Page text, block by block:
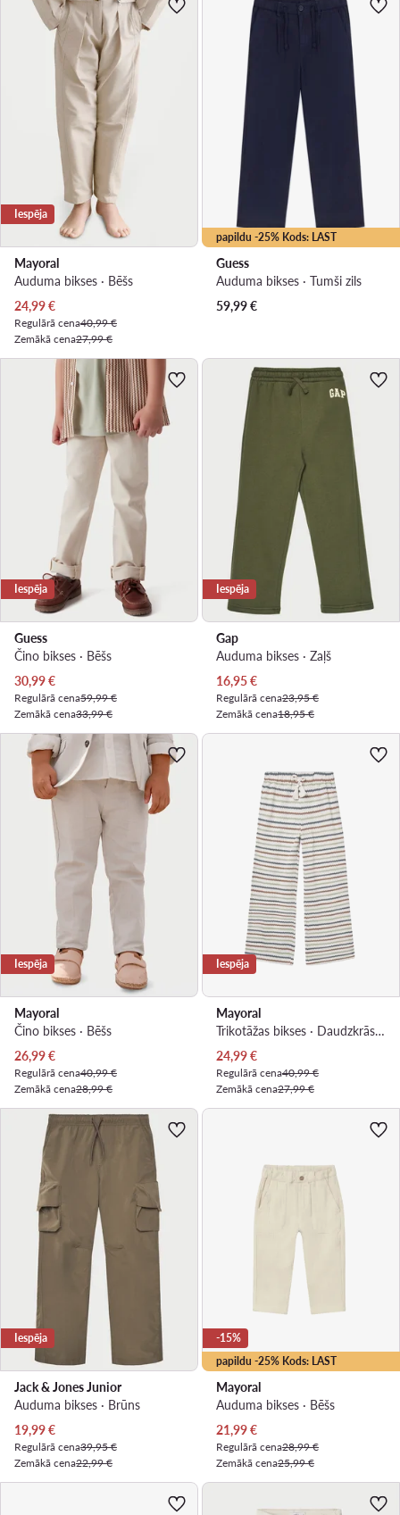
Iespēja
Mayoral
Auduma bikses · Bēšs
Pašreizējā cena
24,99€
Regulārā cena40,99 €
Zemākā cena27,99 €
papildu -25% Kods: LAST
Guess
Auduma bikses · Tumši zils
59,99€
Iespēja
Guess
Čino bikses · Bēšs
Pašreizējā cena
30,99€
Regulārā cena59,99 €
Zemākā cena33,99 €
Iespēja
Gap
Auduma bikses · Zaļš
Pašreizējā cena
16,95€
Regulārā cena23,95 €
Zemākā cena18,95 €
Iespēja
Mayoral
Čino bikses · Bēšs
Pašreizējā cena
26,99€
Regulārā cena40,99 €
Zemākā cena28,99 €
Iespēja
Mayoral
Trikotāžas bikses · Daudzkrāsains
Pašreizējā cena
24,99€
Regulārā cena40,99 €
Zemākā cena27,99 €
Iespēja
Jack & Jones Junior
Auduma bikses · Brūns
Pašreizējā cena
19,99€
Regulārā cena39,95 €
Zemākā cena22,99 €
papildu -25% Kods: LAST
-15%
Mayoral
Auduma bikses · Bēšs
Pašreizējā cena
21,99€
Regulārā cena28,99 €
Zemākā cena25,99 €